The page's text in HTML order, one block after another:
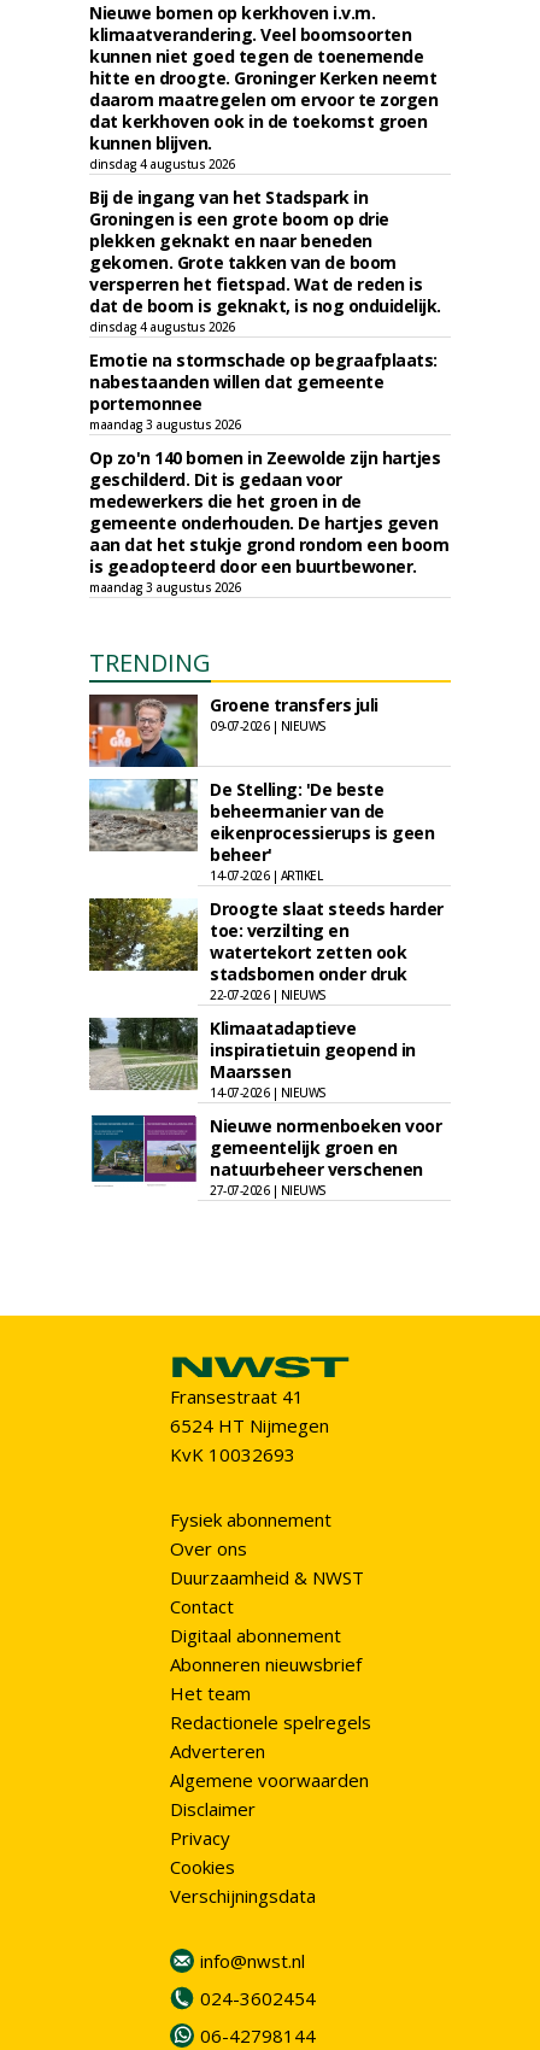
Nieuwe bomen op kerkhoven i.v.m.
klimaatverandering. Veel boomsoorten
kunnen niet goed tegen de toenemende
hitte en droogte. Groninger Kerken neemt
daarom maatregelen om ervoor te zorgen
dat kerkhoven ook in de toekomst groen
kunnen blijven.
dinsdag 4 augustus 2026
Bij de ingang van het Stadspark in
Groningen is een grote boom op drie
plekken geknakt en naar beneden
gekomen. Grote takken van de boom
versperren het fietspad. Wat de reden is
dat de boom is geknakt, is nog onduidelijk.
dinsdag 4 augustus 2026
Emotie na stormschade op begraafplaats:
nabestaanden willen dat gemeente
portemonnee
maandag 3 augustus 2026
Op zo'n 140 bomen in Zeewolde zijn hartjes
geschilderd. Dit is gedaan voor
medewerkers die het groen in de
gemeente onderhouden. De hartjes geven
aan dat het stukje grond rondom een boom
is geadopteerd door een buurtbewoner.
maandag 3 augustus 2026
TRENDING
Groene transfers juli
09-07-2026 | NIEUWS
De Stelling: 'De beste
beheermanier van de
eikenprocessierups is geen
beheer'
14-07-2026 | ARTIKEL
Droogte slaat steeds harder
toe: verzilting en
watertekort zetten ook
stadsbomen onder druk
22-07-2026 | NIEUWS
Klimaatadaptieve
inspiratietuin geopend in
Maarssen
14-07-2026 | NIEUWS
Nieuwe normenboeken voor
gemeentelijk groen en
natuurbeheer verschenen
27-07-2026 | NIEUWS
Fransestraat 41
6524 HT Nijmegen
KvK 10032693
Fysiek abonnement
Over ons
Duurzaamheid & NWST
Contact
Digitaal abonnement
Abonneren nieuwsbrief
Het team
Redactionele spelregels
Adverteren
Algemene voorwaarden
Disclaimer
Privacy
Cookies
Verschijningsdata
info@nwst.nl
024-3602454
06-42798144